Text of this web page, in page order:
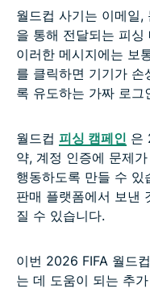
월드컵 사기는 이메일,
을 통해 전달되는 피싱
이러한 메시지에는 보
를 클릭하면 기기가 손
록 유도하는 가짜 로그
월드컵 피싱 캠페인 은
약, 계정 인증에 문제
행동하도록 만들 수 있
판매 플랫폼에서 보낸
질 수 있습니다.
이번 2026 FIFA 월드
는 데 도움이 되는 추